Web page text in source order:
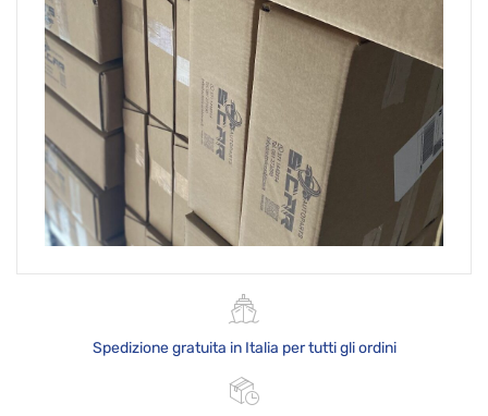
Spedizione gratuita in Italia per tutti gli ordini